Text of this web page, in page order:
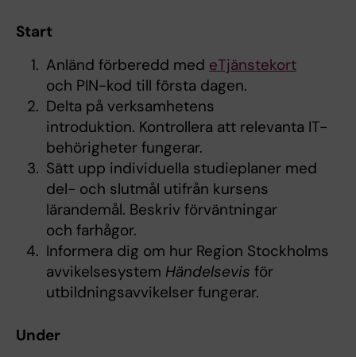
Start
Anländ förberedd med eTjänstekort
och PIN-kod till första dagen.
Delta på verksamhetens
introduktion. Kontrollera att relevanta IT-
behörigheter fungerar.
Sätt upp individuella studieplaner med
del- och slutmål utifrån kursens
lärandemål. Beskriv förväntningar
och farhågor.
Informera dig om hur Region Stockholms
avvikelsesystem Händelsevis för
utbildningsavvikelser fungerar.
Under